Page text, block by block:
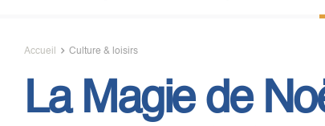
Accueil Culture & loisirs
La Magie de